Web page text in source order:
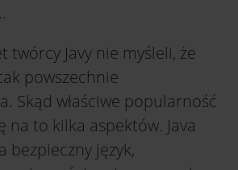
twórcy Javy nie myśleli, że
powszechnie
Skąd właściwe popularność
na to kilka aspektów. Java
bezpieczny język,